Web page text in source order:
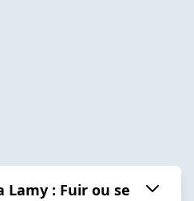
Lamy : Fuir ou se